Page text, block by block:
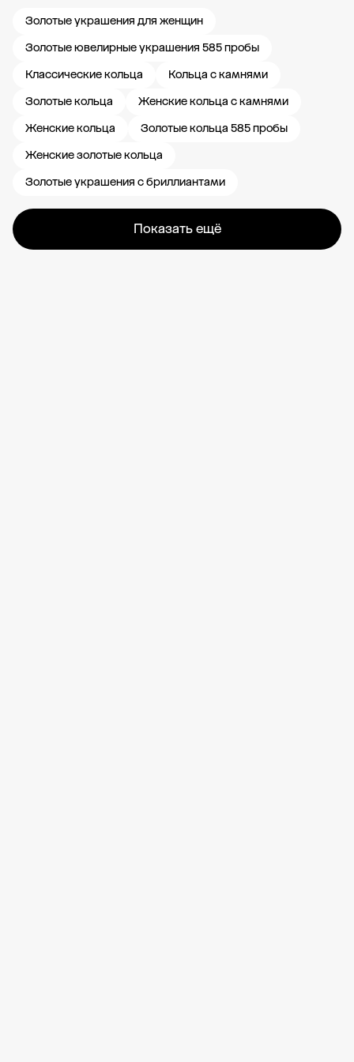
Золотые украшения для женщин
Золотые ювелирные украшения 585 пробы
Классические кольца
Кольца с камнями
Золотые кольца
Женские кольца с камнями
Женские кольца
Золотые кольца 585 пробы
Женские золотые кольца
Золотые украшения с бриллиантами
Показать ещё